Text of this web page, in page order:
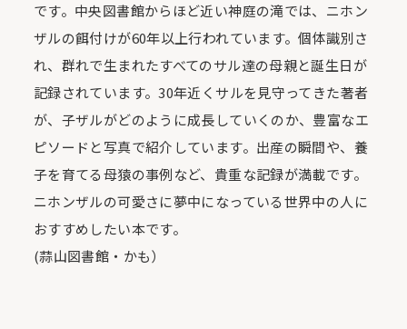
です。中央図書館からほど近い神庭の滝では、ニホン
ザルの餌付けが60年以上行われています。個体識別さ
れ、群れで生まれたすべてのサル達の母親と誕生日が
記録されています。30年近くサルを見守ってきた著者
が、子ザルがどのように成長していくのか、豊富なエ
ピソードと写真で紹介しています。出産の瞬間や、養
子を育てる母猿の事例など、貴重な記録が満載です。
ニホンザルの可愛さに夢中になっている世界中の人に
おすすめしたい本です。
(蒜山図書館・かも）